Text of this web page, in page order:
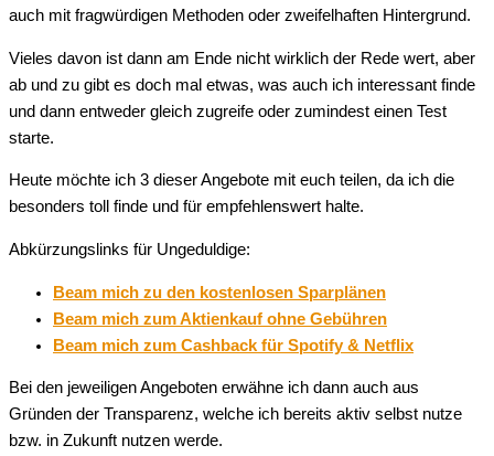
auch mit fragwürdigen Methoden oder zweifelhaften Hintergrund.
Vieles davon ist dann am Ende nicht wirklich der Rede wert, aber
ab und zu gibt es doch mal etwas, was auch ich interessant finde
und dann entweder gleich zugreife oder zumindest einen Test
starte.
Heute möchte ich 3 dieser Angebote mit euch teilen, da ich die
besonders toll finde und für empfehlenswert halte.
Abkürzungslinks für Ungeduldige:
Beam mich zu den kostenlosen Sparplänen
Beam mich zum Aktienkauf ohne Gebühren
Beam mich zum Cashback für Spotify & Netflix
Bei den jeweiligen Angeboten erwähne ich dann auch aus
Gründen der Transparenz, welche ich bereits aktiv selbst nutze
bzw. in Zukunft nutzen werde.